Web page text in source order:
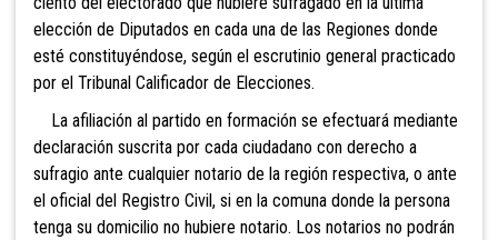
elección de Diputados en cada una de las Regiones donde
esté constituyéndose, según el escrutinio general practicado
por el Tribunal Calificador de Elecciones.
La afiliación al partido en formación se efectuará mediante
declaración suscrita por cada ciudadano con derecho a
sufragio ante cualquier notario de la región respectiva, o ante
el oficial del Registro Civil, si en la comuna donde la persona
tenga su domicilio no hubiere notario. Los notarios no podrán